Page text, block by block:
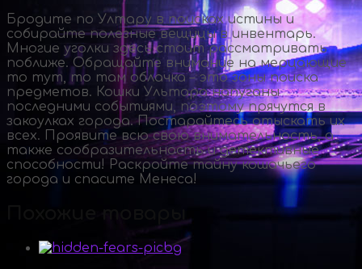
Бродите по Ултару в поисках истины и
собирайте полезные вещицы в инвентарь.
Многие уголки здесь стоит рассматривать
поближе. Обращайте внимание на мерцающие
то тут, то там облачка – это зоны поиска
предметов. Кошки Ультара напуганы
последними событиями, поэтому прячутся в
закоулках города. Постарайтесь отыскать их
всех. Проявите всю свою внимательность, а
также сообразительность и детективные
способности! Раскройте тайну кошачьего
города и спасите Менеса!